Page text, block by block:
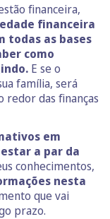
financeira,
financeira
todas as bases
como
E se o
família, será
redor das finanças
em
a par da
conhecimentos,
nesta
que vai
prazo.